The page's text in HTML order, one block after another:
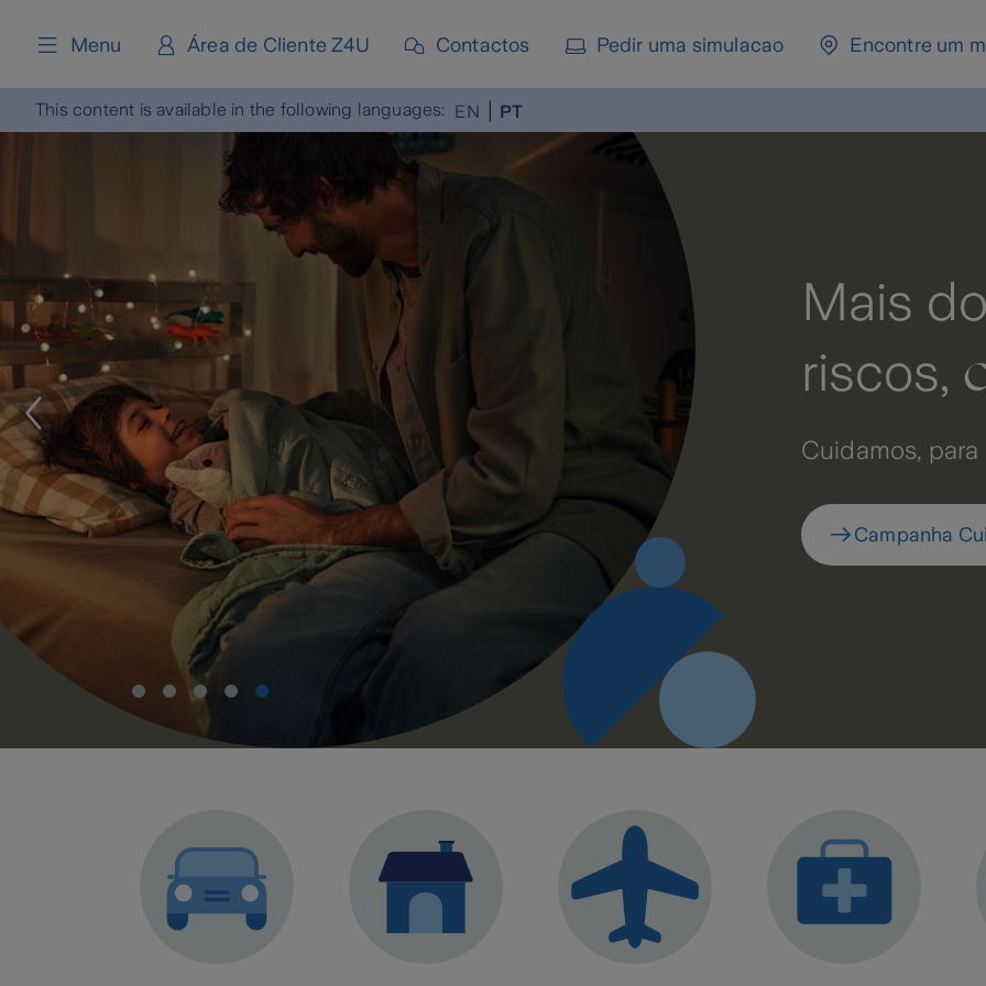
Menu Área de Cliente Z4U Contactos Pedir uma simulacao Encontre um
This content is available in the following languages: EN PT
Mais do que
riscos,
cuidamos
Cuidamos, para que tudo corra bem
Campanha Cuidamos